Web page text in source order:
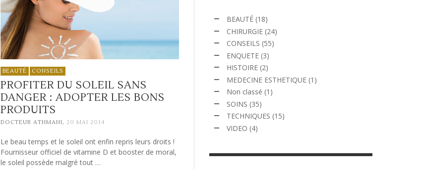
BEAUTÉ CONSEILS
PROFITER DU SOLEIL SANS
DANGER : ADOPTER LES BONS
PRODUITS
DOCTEUR ATHMANI, 20 MAI 2014
Le beau temps et le soleil ont enfin repris leurs droits !
Fournisseur officiel de vitamine D et booster de moral,
le soleil possède malgré tout …
BEAUTÉ (18)
CHIRURGIE (24)
CONSEILS (55)
ENQUETE (3)
HISTOIRE (2)
MEDECINE ESTHETIQUE (1)
Non classé (1)
SOINS (35)
TECHNIQUES (15)
VIDEO (4)